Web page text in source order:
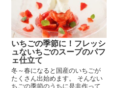
いちごの季節に！フレッシ
ュないちごのスープのパフ
ェ仕立て
冬～春になると国産のいちごが
たくさん出始めます。 そんない
ちごの季節のうちに是非作って